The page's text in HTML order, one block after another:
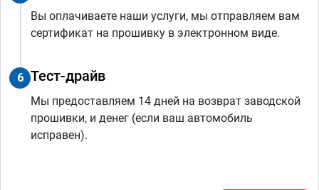
Вы оплачиваете наши услуги, мы отправляем вам
сертификат на прошивку в электронном виде.
6 Тест-драйв
Мы предоставляем 14 дней на возврат заводской
прошивки, и денег (если ваш автомобиль
исправен).